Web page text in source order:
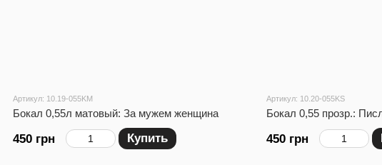
Артикул: 10.19-055KM
Бокал 0,55л матовый: За мужем женщина
450 грн Купить
Артикул: 10.20-055KS
Бокал 0,55 прозр.:
450 грн